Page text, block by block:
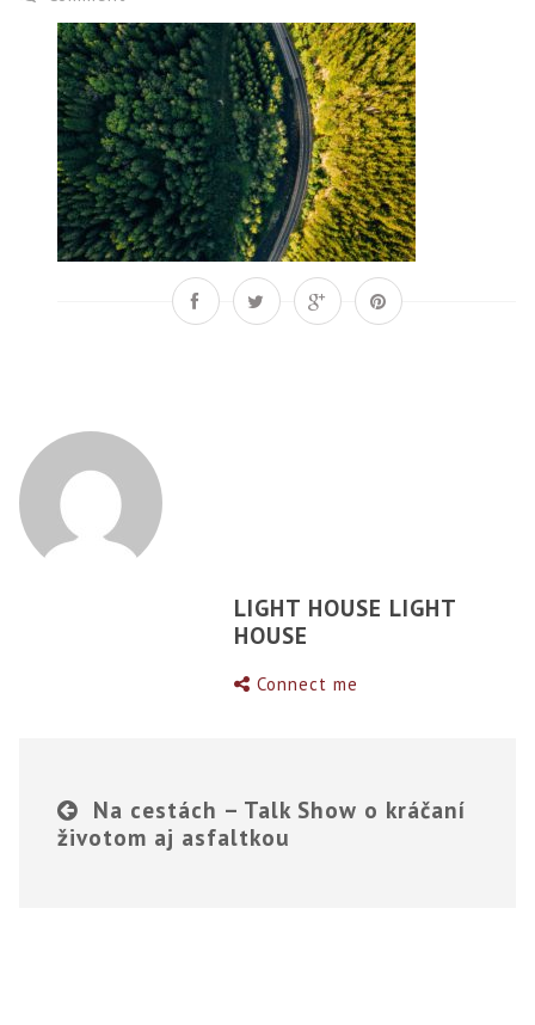
LIGHT HOUSE LIGHT
HOUSE
Connect me
Na cestách – Talk Show o kráčaní
životom aj asfaltkou